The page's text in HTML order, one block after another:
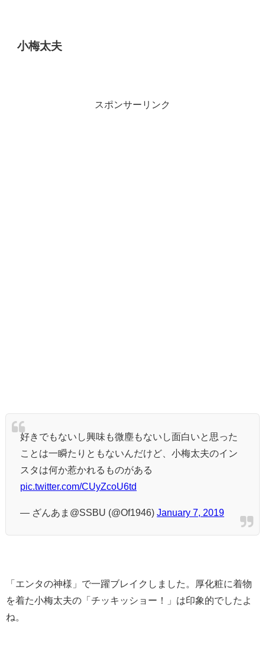
小梅太夫
スポンサーリンク
好きでもないし興味も微塵もないし面白いと思った
ことは一瞬たりともないんだけど、小梅太夫のイン
スタは何か惹かれるものがある
pic.twitter.com/CUyZcoU6td
— ざんあま@SSBU (@Of1946) January 7, 2019
「エンタの神様」で一躍ブレイクしました。厚化粧に着物
を着た小梅太夫の「チッキッショー！」は印象的でしたよ
ね。